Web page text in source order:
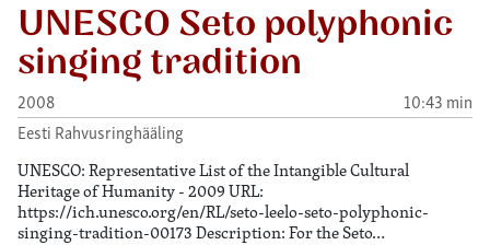
UNESCO Seto polyphonic
singing tradition
2008
10:43 min
Eesti Rahvusringhääling
UNESCO: Representative List of the Intangible Cultural
Heritage of Humanity - 2009 URL:
https://ich.unesco.org/en/RL/seto-leelo-seto-polyphonic-
singing-tradition-00173 Description: For the Seto…